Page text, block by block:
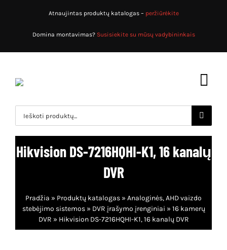
Atnaujintas produktų katalogas – peržiūrėkite
Domina montavimas? Susisiekite su mūsų vadybininkais
Pradžia
Produktų katalogas
Priešgaisrinės sistemos
Dujų nuotėkio, smalkių detekcija
Paslaugos
Karjera
Search
for:
Hikvision DS-7216HQHI-K1, 16 kanalų
DVR
Pradžia » Produktų katalogas » Analoginės, AHD vaizdo
stebėjimo sistemos» DVR įrašymo įrenginiai » 16 kamerų
DVR » Hikvision DS-7216HQHI-K1, 16 kanalų DVR